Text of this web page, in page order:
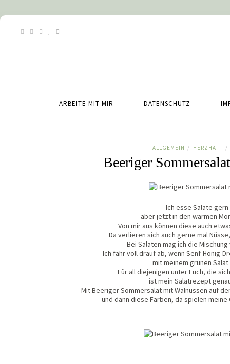
ARBEITE MIT MIR DATENSCHUTZ
ALLGEMEIN / HERZHAFT /
Beeriger
Ich esse Salate
aber jetzt in den warmen
Von mir aus können diese auch
Da verlieren sich auch gerne mal
Bei Salaten mag ich die
Ich fahr voll drauf ab, wenn Senf-Honig-
mit meinem grünen
Für all diejenigen unter Euch, die
ist mein Salatrezept
Mit Beeriger Sommersalat mit Walnüssen auf
und dann diese Farben, da spielen